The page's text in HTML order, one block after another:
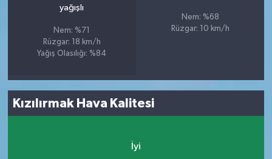
yağışlı
Nem: %71
Rüzgar: 18 km/h
Yağış Olasılığı: %84
Nem: %68
Rüzgar: 10 km/h
Kızılırmak Hava Kalitesi
İyi